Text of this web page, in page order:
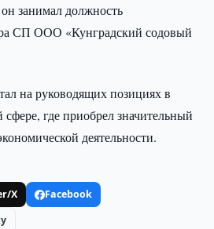
занимал должность
СП ООО «Кунградский содовый
на руководящих позициях в
где приобрел значительный
деятельности.
X
Facebook